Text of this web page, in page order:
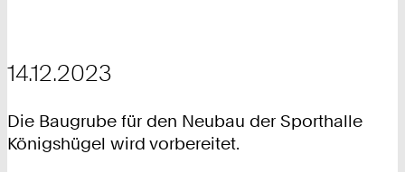
14.12.2023
Die Baugrube für den Neubau der Sporthalle
Königshügel wird vorbereitet.